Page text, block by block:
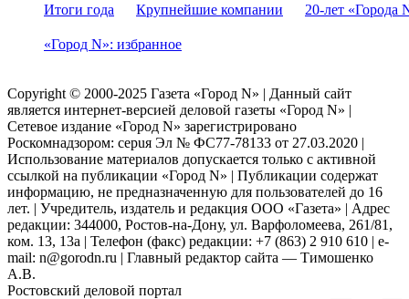
Итоги года Крупнейшие компании 20-лет «Города
«Город N»: избранное
Copyright © 2000-2025 Газета «Город N» | Данный сайт
является интернет-версией деловой газеты «Город N» |
Сетевое издание «Город N» зарегистрировано
Роскомнадзором: серuя Эл № ФС77-78133 от 27.03.2020 |
Использование материалов допускается только с активной
ссылкой на публикации «Город N» | Публикации содержат
информацию, не предназначенную для пользователей до 16
лет. | Учредитель, издатель и редакция ООО «Газета» | Адрес
редакции: 344000, Ростов-на-Дону, ул. Варфоломеева, 261/81,
ком. 13, 13а | Телефон (факс) редакции: +7 (863) 2 910 610 | e-
mail: n@gorodn.ru | Главный редактор сайта — Тимошенко
А.В.
Ростовский деловой портал